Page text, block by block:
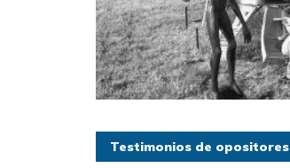
Testimonios de opositores